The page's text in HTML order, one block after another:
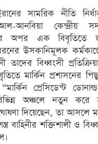
সামরিক নীতি
আনবিয়া কেন্দ্রীয়
অপর এক বিবৃতিতে
উসকানিমূলক
তাদের বিধ্বংসী
মার্কিন প্রশাসনের
প্রেসিডেন্ট
অঞ্চলে নতুন করে
দিয়েছেন, তা আসলে
বাহিনীর শক্তিশালী ও